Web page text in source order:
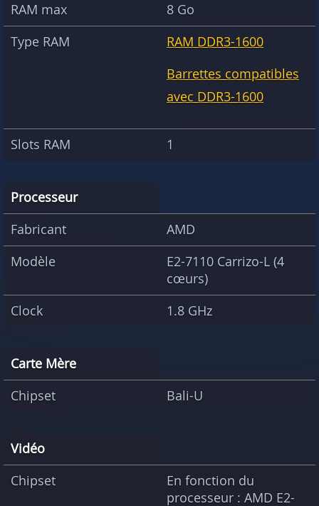
RAM max
8 Go
Type RAM
RAM DDR3-1600
Barrettes compatibles
avec DDR3-1600
Slots RAM 1
Processeur
Fabricant
AMD
Modèle
E2-7110 Carrizo-L (4
cœurs)
Clock
1.8 GHz
Carte Mère
Chipset
Bali-U
Vidéo
Chipset
En fonction du
processeur : AMD E2-